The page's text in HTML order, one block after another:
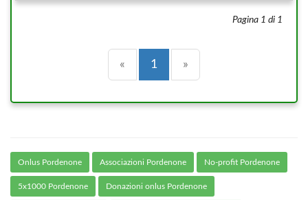
Pagina 1 di 1
« Precedente
1 (current)
»
Onlus Pordenone Associazioni Pordenone No-profit Pordenone
5x1000 Pordenone Donazioni onlus Pordenone